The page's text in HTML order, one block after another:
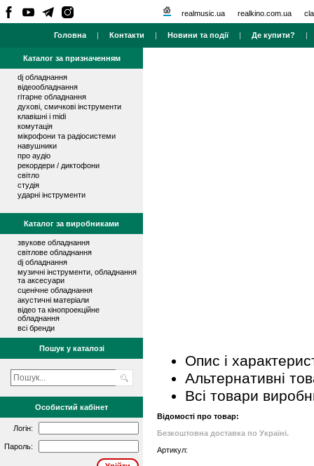
realmusic.ua realkino.com.ua
Головна | Контакти | Новини та події| Де купити?
Каталог за призначенням
dj обладнання
відеообладнання
гітарне обладнання
духові, смичкові інструменти
клавішні і midi
комутація
мікрофони та радіосистеми
навушники
про аудіо
рекордери / диктофони
світло
студія
ударні інструменти
Каталог за виробниками
звукове обладнання
світлове обладнання
dj обладнання
музичні інструменти, обладнання
та аксесуари
сценічне обладнання
акустичні матеріали
відео та кінопроекційне
обладнання
всі бренди
Пошук у каталозі
Особистий кабінет
Логін:
Пароль:
Опис і
Альтернативні
Всі товари
Відомості про товар:
Безкоштовна доставка по Україні.
Артикул: